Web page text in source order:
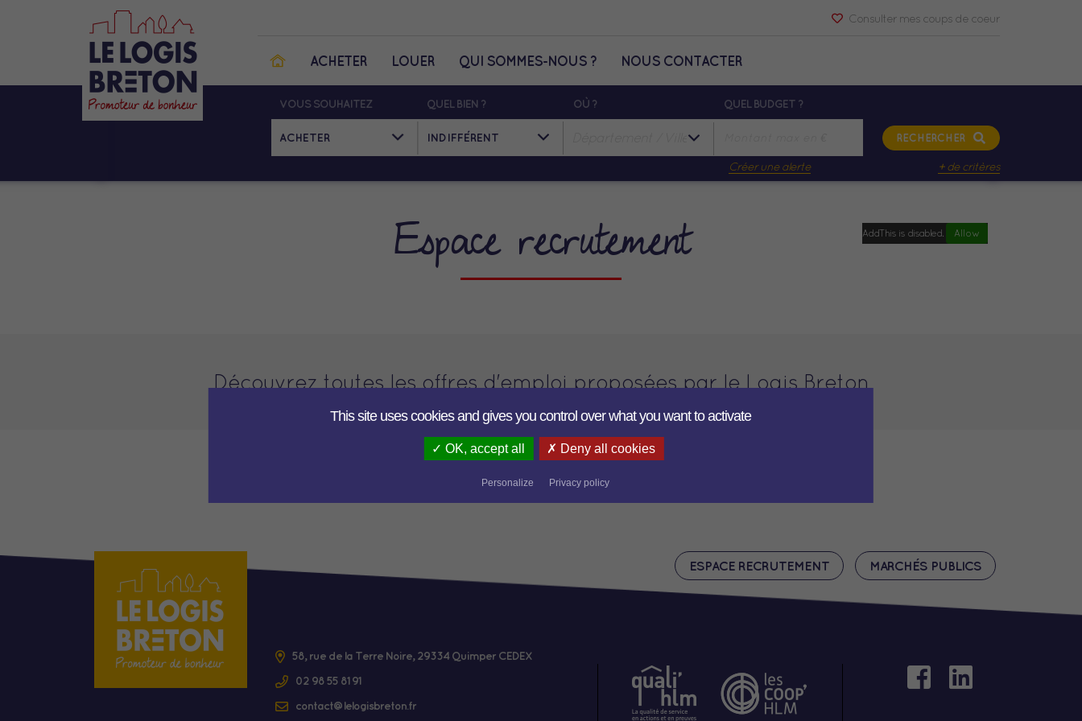
Consulter mes coups de coeur
ACHETER LOUER QUI SOMMES-NOUS ? NOUS CONTACTER
VOUS SOUHAITEZ QUEL BIEN ? OÙ ?
Département / Ville / Code postal
QUEL BUDGET ?
RECHERCHER
Créer une alerte + de critères
Espace recrutement AddThis is disabled. Allow
Découvrez toutes les offres d'emploi proposées par le Logis Breton
CANDIDATURE SPONTANÉE
ESPACE RECRUTEMENT MARCHÉS PUBLICS
58, rue de la Terre Noire, 29334 Quimper CEDEX
02 98 55 81 91
contact@lelogisbreton.fr
This site uses cookies and gives you control over what you want to activate
OK, accept all Deny all cookies
Personalize Privacy policy